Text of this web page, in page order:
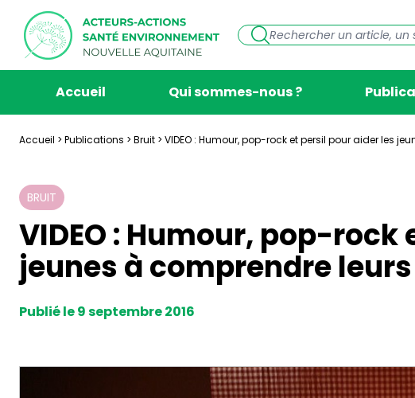
Accueil Qui sommes-nous ?
Accueil > Publications > Bruit > VIDEO : Humour, pop-rock et persil pour aider les
BRUIT
VIDEO : Humour, pop-
jeunes à comprendre
Publié le 9 septembre 2016